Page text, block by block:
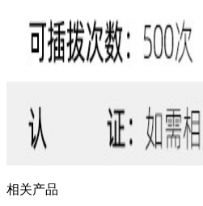
相关产品